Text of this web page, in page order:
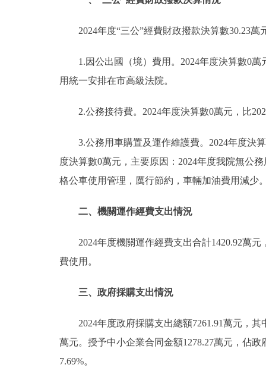
2024年度“三公”經費財政撥款決算數30.23
1.因公出國（境）費用。2024年度決算數0
用統一安排在市高級法院。
2.公務接待費。2024年度決算數0萬元，比
3.公務用車購置及運作維護費。2024年度決
度決算數0萬元，主要原因：2024年度我院無公
格公車使用管理，厲行節約，車輛加油費用減少
二、機關運作經費支出情況
2024年度機關運作經費支出合計1420.92萬
費使用。
三、政府採購支出情況
2024年度政府採購支出總額7261.91萬元，
萬元。授予中小企業合同金額1278.27萬元，佔
7.69%。